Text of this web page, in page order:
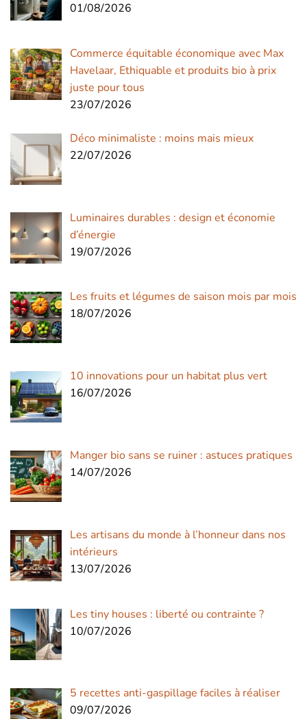
01/08/2026
Commerce équitable économique avec Max
Havelaar, Ethiquable et produits bio à prix
juste pour tous
23/07/2026
Déco minimaliste : moins mais mieux
22/07/2026
Luminaires durables : design et économie
d’énergie
19/07/2026
Les fruits et légumes de saison mois par mois
18/07/2026
10 innovations pour un habitat plus vert
16/07/2026
Manger bio sans se ruiner : astuces pratiques
14/07/2026
Les artisans du monde à l’honneur dans nos
intérieurs
13/07/2026
Les tiny houses : liberté ou contrainte ?
10/07/2026
5 recettes anti-gaspillage faciles à réaliser
09/07/2026